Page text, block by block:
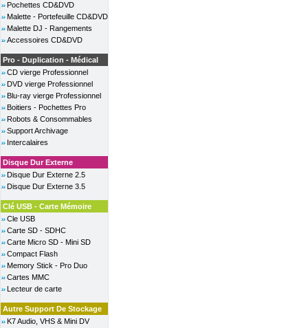
Pochettes CD&DVD
Malette - Portefeuille CD&DVD
Malette DJ - Rangements
Accessoires CD&DVD
Pro - Duplication - Médical
CD vierge Professionnel
DVD vierge Professionnel
Blu-ray vierge Professionnel
Boitiers - Pochettes Pro
Robots & Consommables
Support Archivage
Intercalaires
Disque Dur Externe
Disque Dur Externe 2.5
Disque Dur Externe 3.5
Clé USB - Carte Mémoire
Cle USB
Carte SD - SDHC
Carte Micro SD - Mini SD
Compact Flash
Memory Stick - Pro Duo
Cartes MMC
Lecteur de carte
Autre Support De Stockage
K7 Audio, VHS & Mini DV